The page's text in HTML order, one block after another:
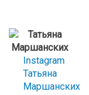
Instagram
Татьяна
Маршанских